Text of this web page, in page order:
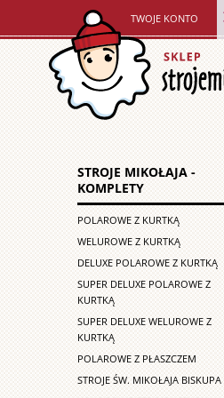
TWOJE KONTO
STROJE MIKOŁAJA -
KOMPLETY
POLAROWE Z KURTKĄ
WELUROWE Z KURTKĄ
DELUXE POLAROWE Z KURTKĄ
SUPER DELUXE POLAROWE Z
KURTKĄ
SUPER DELUXE WELUROWE Z
KURTKĄ
POLAROWE Z PŁASZCZEM
STROJE ŚW. MIKOŁAJA BISKUPA